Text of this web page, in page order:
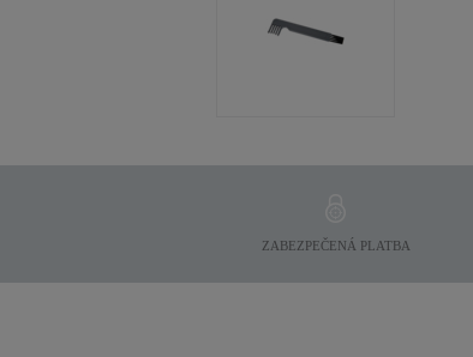
ZABEZPEČENÁ PLATBA